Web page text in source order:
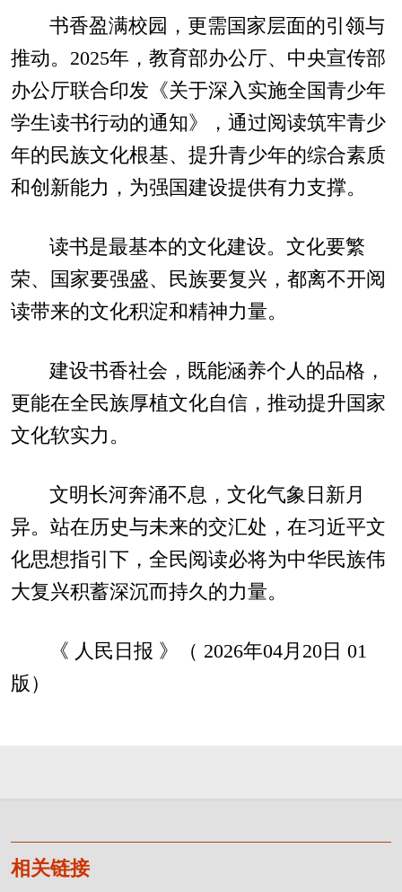
书香盈满校园，更需国家层面的引领与
推动。2025年，教育部办公厅、中央宣传部
办公厅联合印发《关于深入实施全国青少年
学生读书行动的通知》，通过阅读筑牢青少
年的民族文化根基、提升青少年的综合素质
和创新能力，为强国建设提供有力支撑。
读书是最基本的文化建设。文化要繁
荣、国家要强盛、民族要复兴，都离不开阅
读带来的文化积淀和精神力量。
建设书香社会，既能涵养个人的品格，
更能在全民族厚植文化自信，推动提升国家
文化软实力。
文明长河奔涌不息，文化气象日新月
异。站在历史与未来的交汇处，在习近平文
化思想指引下，全民阅读必将为中华民族伟
大复兴积蓄深沉而持久的力量。
《 人民日报 》（ 2026年04月20日 01
版）
相关链接